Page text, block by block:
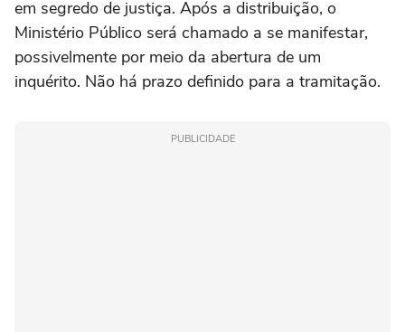
em segredo de justiça. Após a distribuição, o
Ministério Público será chamado a se manifestar,
possivelmente por meio da abertura de um
inquérito. Não há prazo definido para a tramitação.
PUBLICIDADE